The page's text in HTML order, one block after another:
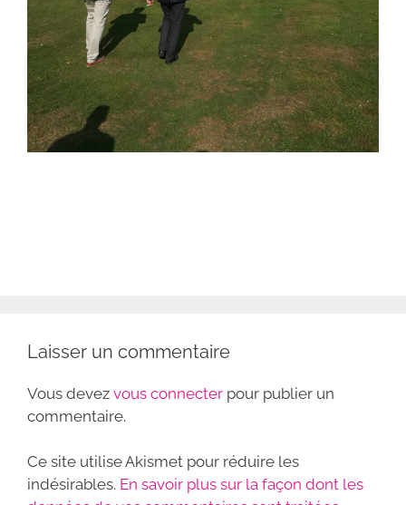
Laisser un commentaire
Vous devez vous connecter pour publier un
commentaire.
Ce site utilise Akismet pour réduire les
indésirables. En savoir plus sur la façon dont les